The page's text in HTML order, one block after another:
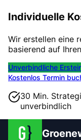
Individuelle
Wir erstellen eine
basierend auf
Unverbindliche
Kostenlos Termin
30 Min.
unverbindlich